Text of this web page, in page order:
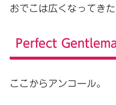
おでこは広くなってき
Perfect
ここからアンコール。